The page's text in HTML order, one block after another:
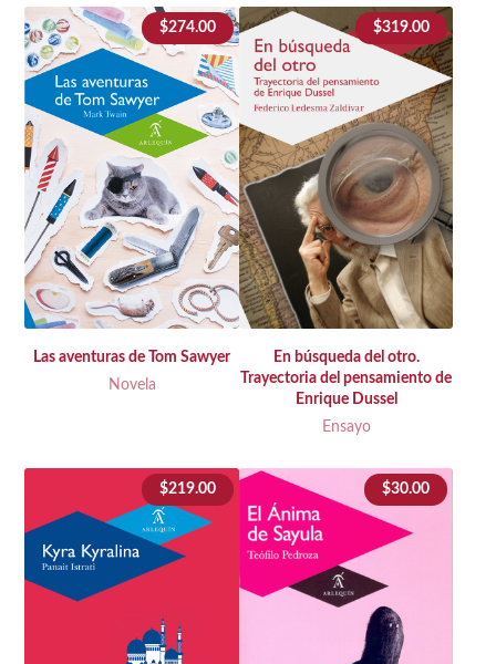
Las aventuras de Tom Sawyer
Novela
$274.00
En búsqueda del otro.
Trayectoria del pensamiento de
Enrique Dussel
Ensayo
$319.00
$219.00 $30.00